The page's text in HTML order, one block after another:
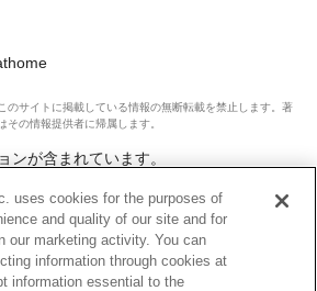
サイトに掲載している情報の無断転載を禁止します。著
の情報提供者に帰属します。
ンが含まれています。
uses cookies for the purposes of
and quality of our site and for
our marketing activity. You can
information through cookies at
information essential to the